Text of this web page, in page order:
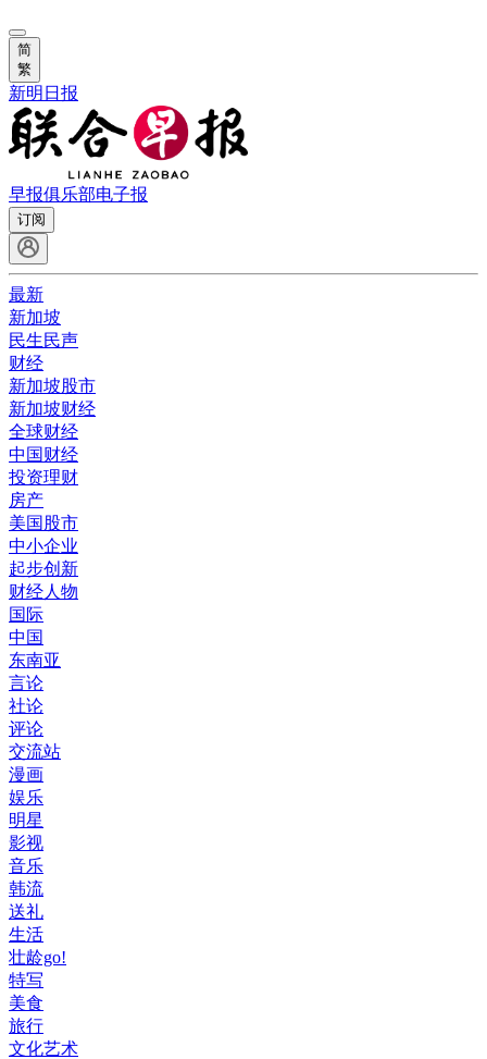
简
繁
新明日报
早报俱乐部电子报
订阅
最新
新加坡
民生民声
财经
新加坡股市
新加坡财经
全球财经
中国财经
投资理财
房产
美国股市
中小企业
起步创新
财经人物
国际
中国
东南亚
言论
社论
评论
交流站
漫画
娱乐
明星
影视
音乐
韩流
送礼
生活
壮龄go!
特写
美食
旅行
文化艺术